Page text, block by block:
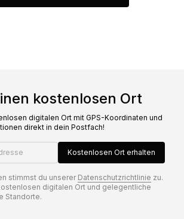
kostenlosen Ort
digitalen Ort mit GPS-Koordinaten und
direkt in dein Postfach!
Kostenlosen Ort erhalten
stimmst du unserer Datenschutzrichtlinie zu.
digitalen Ort und gelegentliche
Standorte.